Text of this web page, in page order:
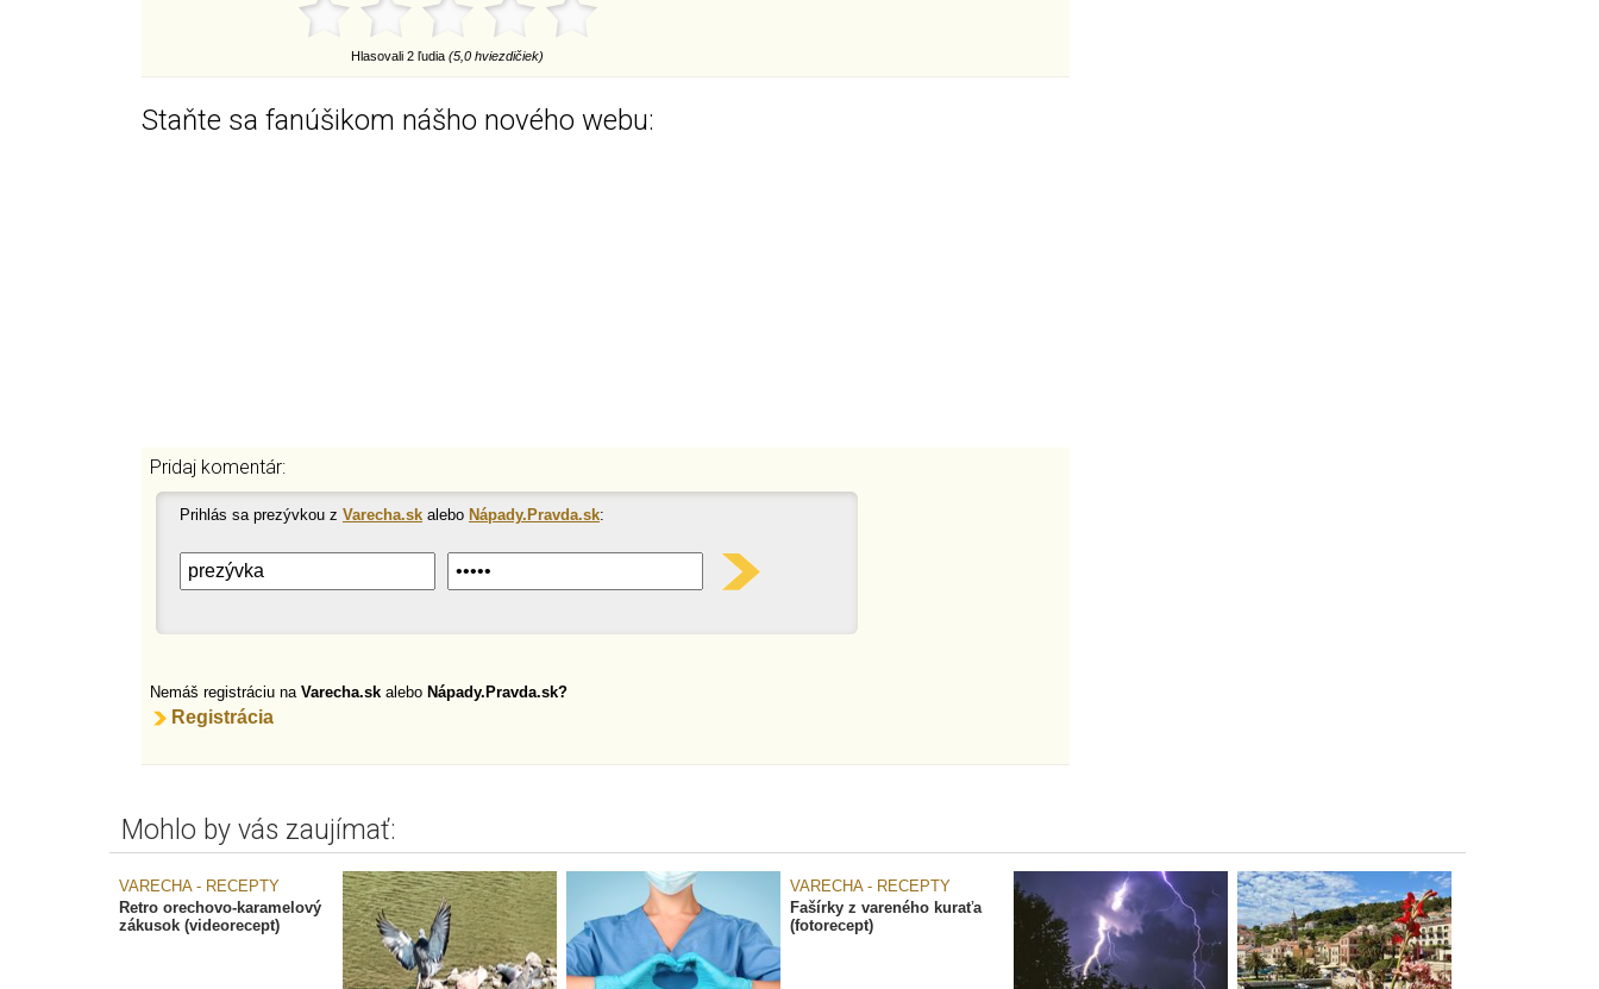
Hlasovali 2 ľudia (5,0 hviezdičiek)
Staňte sa fanúšikom nášho nového webu:
Pridaj komentár:
Prihlás sa prezývkou z Varecha.sk alebo Nápady.Pravda.sk:
Nemáš registráciu na Varecha.sk alebo Nápady.Pravda.sk?
Registrácia
Mohlo by vás zaujímať:
VARECHA - RECEPTY
Retro orechovo-karamelový
zákusok (videorecept)
VARECHA - RECEPTY
Fašírky z vareného kuraťa
(fotorecept)